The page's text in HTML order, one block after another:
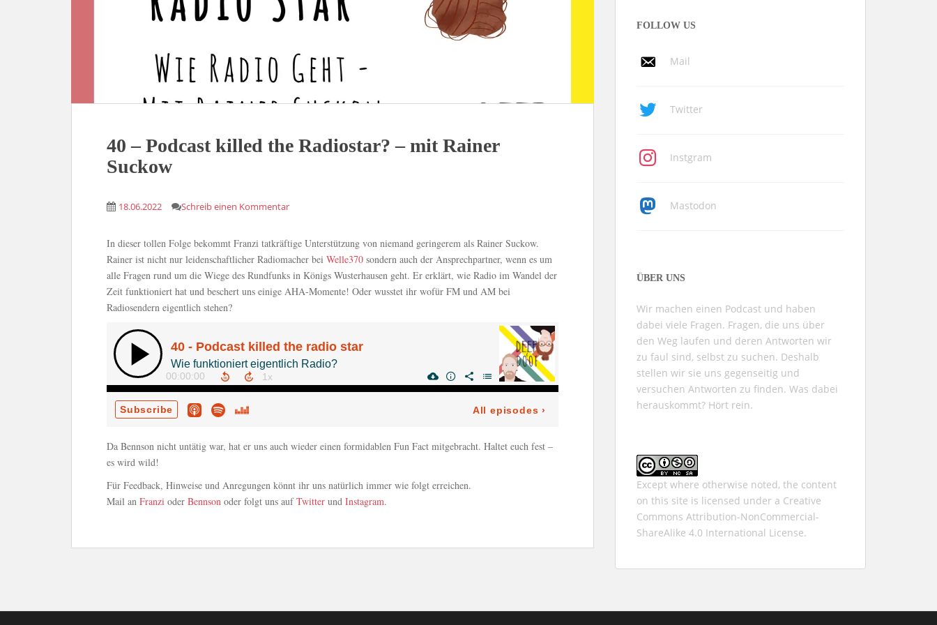
40 – Podcast killed the Radiostar? – mit Rainer
Suckow
18.06.2022 Schreib einen Kommentar
In dieser tollen Folge bekommt Franzi tatkräftige Unterstützung von niemand geringerem als Rainer Suckow.
Rainer ist nicht nur leidenschaftlicher Radiomacher bei Welle370 sondern auch der Ansprechpartner, wenn es um
alle Fragen rund um die Wiege des Rundfunks in Königs Wusterhausen geht. Er erklärt, wie Radio im Wandel der
Zeit funktioniert hat und beschert uns einige AHA-Momente! Oder wusstet ihr wofür FM und AM bei
Radiosendern eigentlich stehen?
Da Bennson nicht untätig war, hat er uns auch wieder einen formidablen Fun Fact mitgebracht. Haltet euch fest –
es wird wild!
Für Feedback, Hinweise und Anregungen könnt ihr uns natürlich immer wie folgt erreichen.
Mail an Franzi oder Bennson oder folgt uns aufTwitter und Instagram.
FOLLOW US
Mail
Twitter
Instgram
Mastodon
ÜBER UNS
Wir machen einen Podcast und haben
dabei viele Fragen. Fragen, die uns über
den Weg laufen und deren Antworten wir
zu faul sind, selbst zu suchen. Deshalb
stellen wir sie uns gegenseitig und
versuchen Antworten zu finden. Was dabei
herauskommt? Hört rein.
Except where otherwise noted, the content
on this site is licensed under a Creative
Commons Attribution-NonCommercial-
ShareAlike 4.0 International License.